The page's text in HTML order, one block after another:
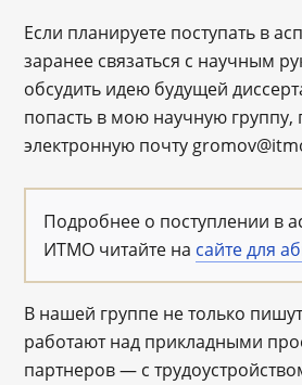
Если планируете поступать в
заранее связаться с научным
обсудить идею будущей
попасть в мою научную группу,
электронную почту
Подробнее о поступлении в
ИТМО читайте на сайте для
В нашей группе не только
работают над прикладными
партнеров ― с